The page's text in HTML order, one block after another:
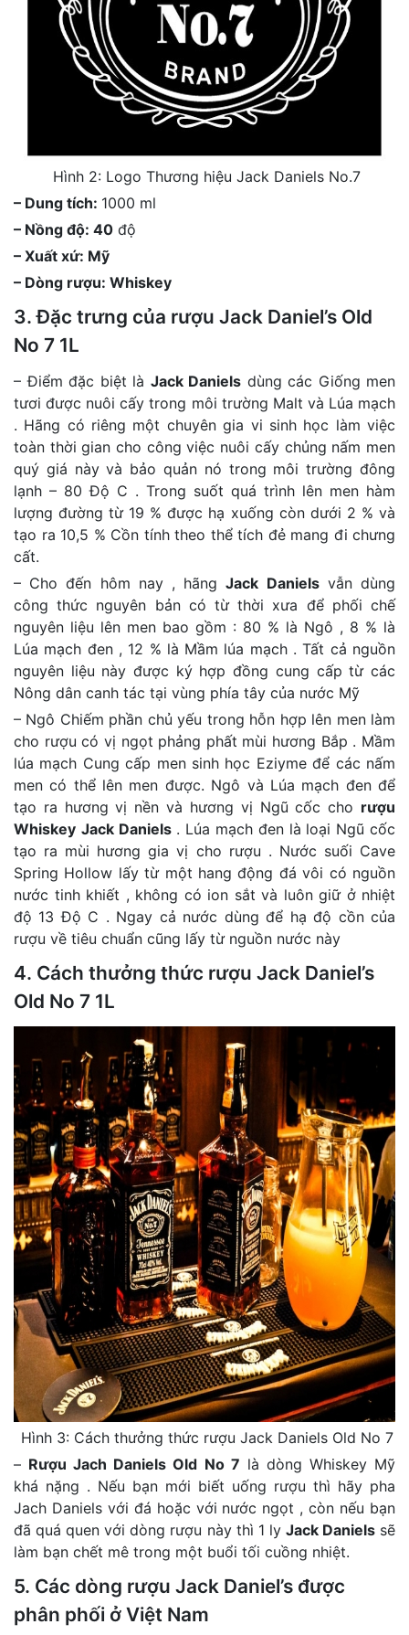
Hình 2: Logo Thương hiệu Jack Daniels No.7
– Dung tích: 1000 ml
– Nồng độ: 40 độ
– Xuất xứ: Mỹ
– Dòng rượu: Whiskey
3. Đặc trưng của rượu Jack Daniel’s Old
No 7 1L
– Điểm đặc biệt là Jack Daniels dùng các Giống men
tươi được nuôi cấy trong môi trường Malt và Lúa mạch
. Hãng có riêng một chuyên gia vi sinh học làm việc
toàn thời gian cho công việc nuôi cấy chủng nấm men
quý giá này và bảo quản nó trong môi trường đông
lạnh – 80 Độ C . Trong suốt quá trình lên men hàm
lượng đường từ 19 % được hạ xuống còn dưới 2 % và
tạo ra 10,5 % Cồn tính theo thể tích đẻ mang đi chưng
cất.
– Cho đến hôm nay , hãngJack Danielsvẫn dùng
công thức nguyên bản có từ thời xưa để phối chế
nguyên liệu lên men bao gồm : 80 % là Ngô , 8 % là
Lúa mạch đen , 12 % là Mầm lúa mạch . Tất cả nguồn
nguyên liệu này được ký hợp đồng cung cấp từ các
Nông dân canh tác tại vùng phía tây của nước Mỹ
– Ngô Chiếm phần chủ yếu trong hỗn hợp lên men làm
cho rượu có vị ngọt phảng phất mùi hương Bắp . Mầm
lúa mạch Cung cấp men sinh học Eziyme để các nấm
men có thể lên men được. Ngô và Lúa mạch đen để
tạo ra hương vị nền và hương vị Ngũ cốc cho rượu
Whiskey Jack Daniels. Lúa mạch đen là loại Ngũ cốc
tạo ra mùi hương gia vị cho rượu . Nước suối Cave
Spring Hollow lấy từ một hang động đá vôi có nguồn
nước tinh khiết , không có ion sắt và luôn giữ ở nhiệt
độ 13 Độ C . Ngay cả nước dùng để hạ độ cồn của
rượu về tiêu chuẩn cũng lấy từ nguồn nước này
4. Cách thưởng thức rượu Jack Daniel’s
Old No 7 1L
Hình 3: Cách thưởng thức rượu Jack Daniels Old No 7
– Rượu Jach Daniels Old No 7 là dòng Whiskey Mỹ
khá nặng . Nếu bạn mới biết uống rượu thì hãy pha
Jach Daniels với đá hoặc với nước ngọt , còn nếu bạn
đã quá quen với dòng rượu này thì 1 ly Jack Danielssẽ
làm bạn chết mê trong một buổi tối cuồng nhiệt.
5. Các dòng rượu Jack Daniel’s được
phân phối ở Việt Nam